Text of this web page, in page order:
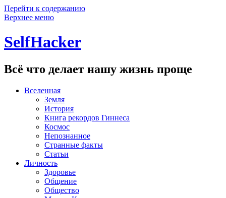
Перейти к содержанию
Верхнее меню
SelfHacker
Всё что делает нашу жизнь проще
Вселенная
Земля
История
Книга рекордов Гиннеса
Космос
Непознанное
Странные факты
Статьи
Личность
Здоровье
Общение
Общество